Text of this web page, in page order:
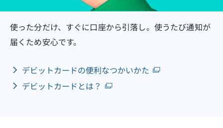
使った分だけ、すぐに口座から引落し。使うたび通知が
届くため安心です。
デビットカードの便利なつかいかた
デビットカードとは？